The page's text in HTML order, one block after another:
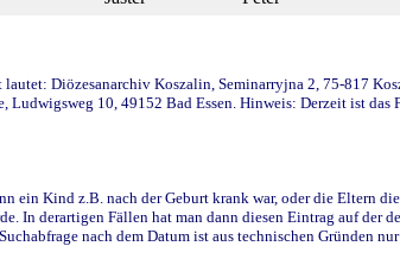
Diözesanarchiv Koszalin, Seminarryjna 2, 75-817
10, 49152 Bad Essen. Hinweis: Derzeit ist das
ein Kind z.B. nach der Geburt krank war, oder die Eltern
In derartigen Fällen hat man dann diesen Eintrag auf der
nach dem Datum ist aus technischen Gründen